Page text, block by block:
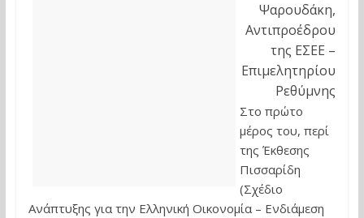
Ψαρουδάκη,
Αντιπροέδρου
της ΕΣΕΕ –
Επιμελητηρίου
Ρεθύμνης
Στο πρώτο
μέρος του, περί
της Έκθεσης
Πισσαρίδη
(Σχέδιο
Ανάπτυξης για την Ελληνική Οικονομία – Ενδιάμεση